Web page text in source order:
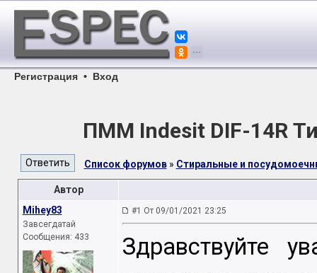
Регистрация • Вход
ПММ Indesit DIF-14R
Список форумов» Стиральные и
Автор
Mihey83
Завсегдатай
Сообщения: 433
#1 От 09/01/2021 23:25
Здравствуйте